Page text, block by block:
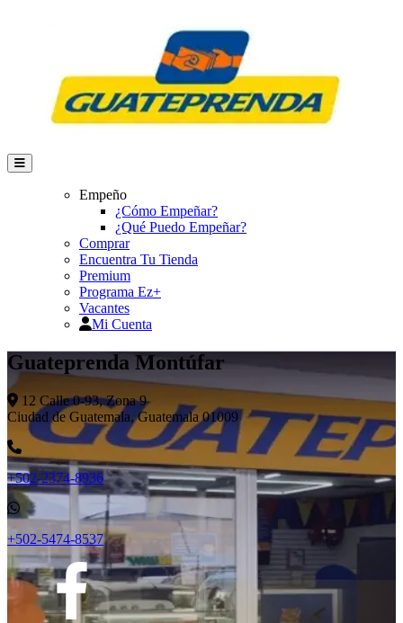
Empeño
¿Cómo Empeñar?
¿Qué Puedo Empeñar?
Comprar
Encuentra Tu Tienda
Premium
Programa Ez+
Vacantes
Mi Cuenta
Guateprenda Montúfar
12 Calle 0-93, Zona 9
Ciudad de Guatemala, Guatemala 01009
+502-2374-8936
+502-5474-8537